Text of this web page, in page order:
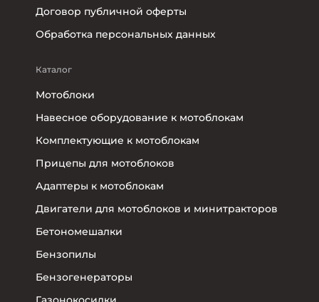
Договор публичной оферты
Обработка персональных данных
Каталог
Мотоблоки
Навесное оборудование к мотоблокам
Комплектующие к мотоблокам
Прицепы для мотоблоков
Адаптеры к мотоблокам
Двигатели для мотоблоков и минитракторов
Бетономешалки
Бензопилы
Бензогенераторы